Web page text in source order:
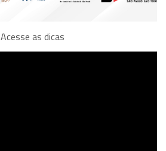
Acesse as dicas